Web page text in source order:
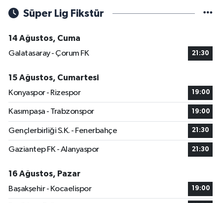
Süper Lig Fikstür
14 Ağustos, Cuma
Galatasaray - Çorum FK
21:30
15 Ağustos, Cumartesi
Konyaspor - Rizespor
19:00
Kasımpaşa - Trabzonspor 19:00
Gençlerbirliği S.K. - Fenerbahçe 21:30
Gaziantep FK - Alanyaspor 21:30
16 Ağustos, Pazar
Başakşehir - Kocaelispor
19:00